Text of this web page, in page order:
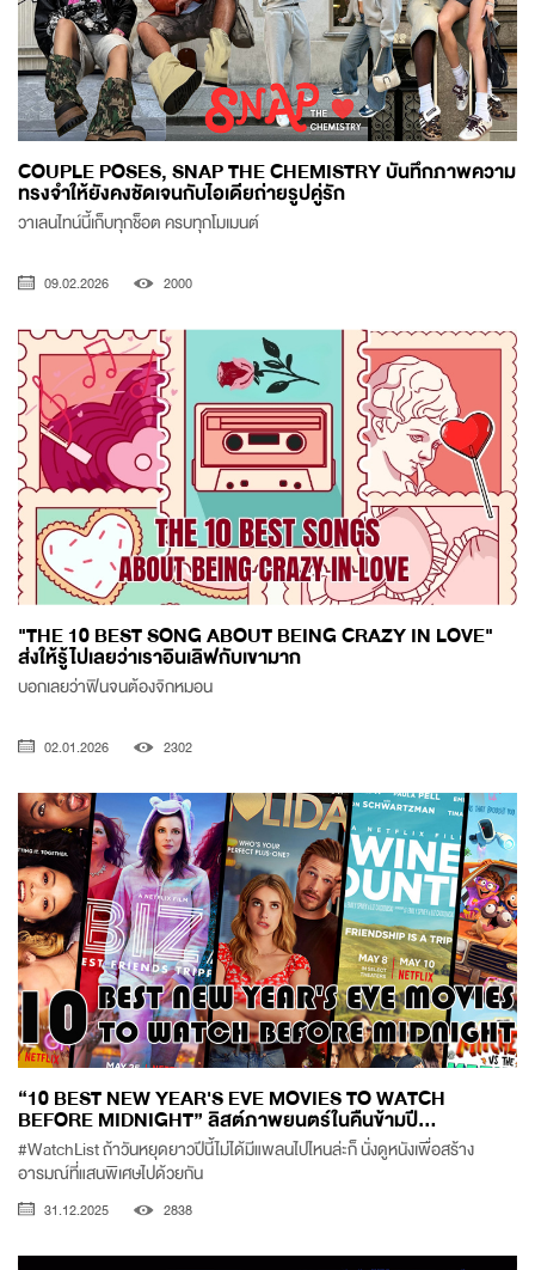
COUPLE POSES, SNAP THE CHEMISTRY บันทึกภาพความ
ทรงจำให้ยังคงชัดเจนกับไอเดียถ่ายรูปคู่รัก
วาเลนไทน์นี้เก็บทุกช็อต ครบทุกโมเมนต์
09.02.2026 2000
"THE 10 BEST SONG ABOUT BEING CRAZY IN LOVE"
ส่งให้รู้ไปเลยว่าเราอินเลิฟกับเขามาก
บอกเลยว่าฟินจนต้องจิกหมอน
02.01.2026 2302
“10 BEST NEW YEAR'S EVE MOVIES TO WATCH
BEFORE MIDNIGHT” ลิสต์ภาพยนตร์ในคืนข้ามปี...
#WatchList ถ้าวันหยุดยาวปีนี้ไม่ได้มีแพลนไปไหนล่ะก็ นั่งดูหนังเพื่อสร้าง
อารมณ์ที่แสนพิเศษไปด้วยกัน
31.12.2025 2838